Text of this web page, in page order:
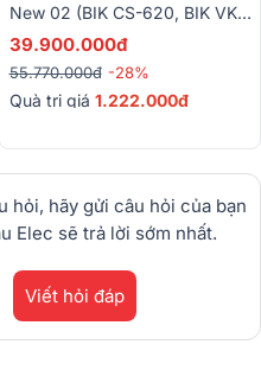
New 02 (BIK CS-620, BIK VK-
A52, BIK VK-R51, BIK BBK-
39.900.000đ
55.770.000đ -28%
Quà trị giá 1.222.000đ
hỏi, hãy gửi câu hỏi của bạn
Elec sẽ trả lời sớm nhất.
Viết hỏi đáp